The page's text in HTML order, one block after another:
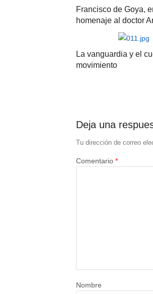
Francisco de Goya,
homenaje al doctor
La vanguardia y el
movimiento
Deja una
Tu dirección de correo
Comentario *
Nombre